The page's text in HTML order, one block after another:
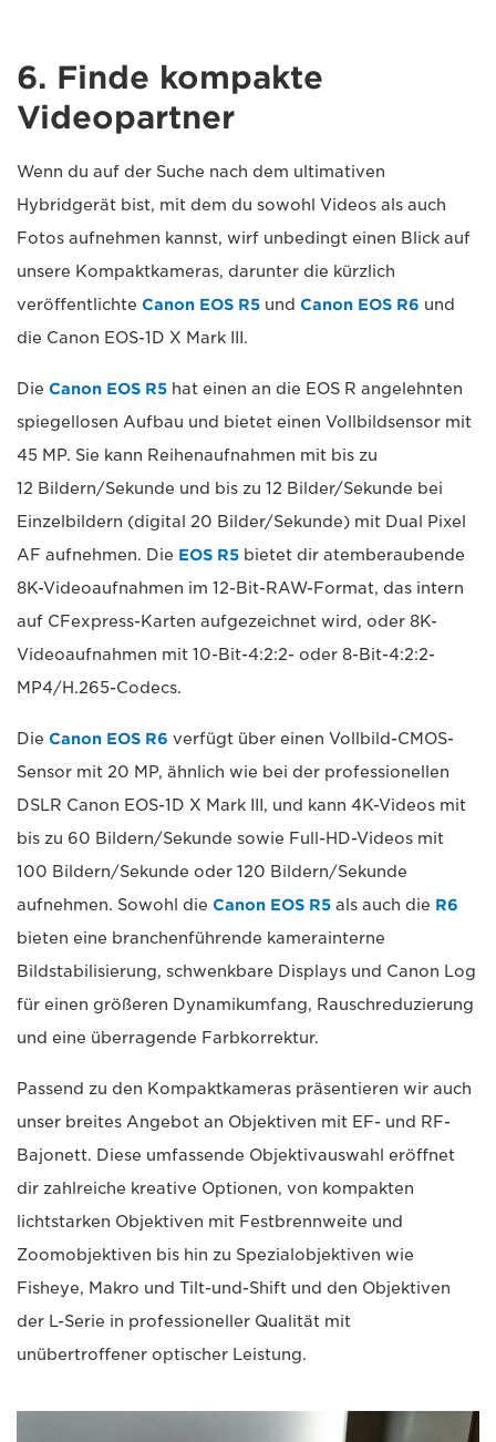
6. Finde kompakte
Videopartner
Wenn du auf der Suche nach dem ultimativen
Hybridgerät bist, mit dem du sowohl Videos als auch
Fotos aufnehmen kannst, wirf unbedingt einen Blick auf
unsere Kompaktkameras, darunter die kürzlich
veröffentlichte Canon EOS R5 und Canon EOS R6 und
die Canon EOS-1D X Mark III.
Die Canon EOS R5 hat einen an die EOS R angelehnten
spiegellosen Aufbau und bietet einen Vollbildsensor mit
45 MP. Sie kann Reihenaufnahmen mit bis zu
12 Bildern/Sekunde und bis zu 12 Bilder/Sekunde bei
Einzelbildern (digital 20 Bilder/Sekunde) mit Dual Pixel
AF aufnehmen. Die EOS R5 bietet dir atemberaubende
8K-Videoaufnahmen im 12-Bit-RAW-Format, das intern
auf CFexpress-Karten aufgezeichnet wird, oder 8K-
Videoaufnahmen mit 10-Bit-4:2:2- oder 8-Bit-4:2:2-
MP4/H.265-Codecs.
Die Canon EOS R6 verfügt über einen Vollbild-CMOS-
Sensor mit 20 MP, ähnlich wie bei der professionellen
DSLR Canon EOS-1D X Mark III, und kann 4K-Videos mit
bis zu 60 Bildern/Sekunde sowie Full-HD-Videos mit
100 Bildern/Sekunde oder 120 Bildern/Sekunde
aufnehmen. Sowohl die Canon EOS R5 als auch die R6
bieten eine branchenführende kamerainterne
Bildstabilisierung, schwenkbare Displays und Canon Log
für einen größeren Dynamikumfang, Rauschreduzierung
und eine überragende Farbkorrektur.
Passend zu den Kompaktkameras präsentieren wir auch
unser breites Angebot an Objektiven mit EF- und RF-
Bajonett. Diese umfassende Objektivauswahl eröffnet
dir zahlreiche kreative Optionen, von kompakten
lichtstarken Objektiven mit Festbrennweite und
Zoomobjektiven bis hin zu Spezialobjektiven wie
Fisheye, Makro und Tilt-und-Shift und den Objektiven
der L-Serie in professioneller Qualität mit
unübertroffener optischer Leistung.